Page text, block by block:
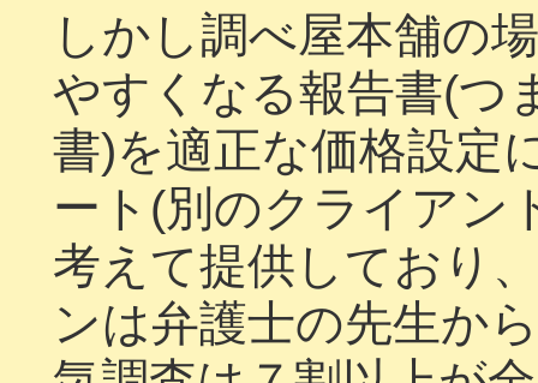
しかし調べ屋本舗の
やすくなる報告書(つ
書)を適正な価格設定
ート(別のクライアン
考えて提供しており
ンは弁護士の先生か